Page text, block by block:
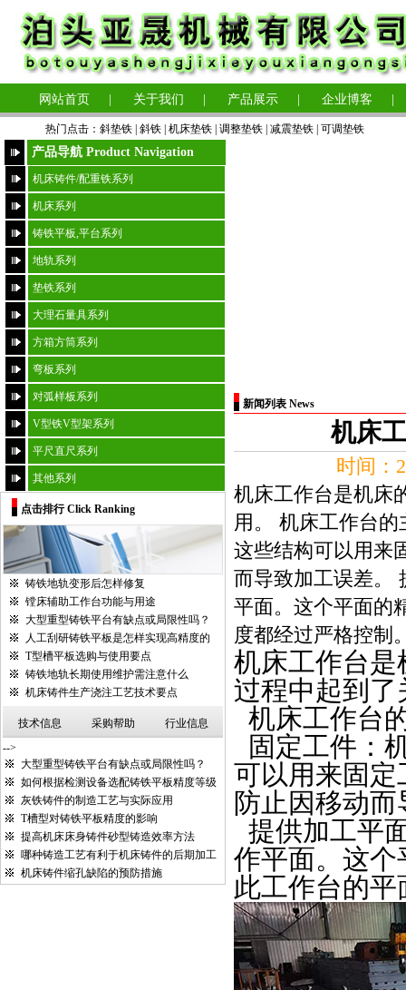
网站首页 关于我们 产品展示 企业博客
热门点击： 斜垫铁 斜铁 | 机床垫铁 调整垫铁 减震垫铁 可调垫铁
产品导航 Product Navigation
机床铸件/配重铁系列
机床系列
铸铁平板,平台系列
地轨系列
垫铁系列
大理石量具系列
方箱方筒系列
弯板系列
对弧样板系列
V型铁V型架系列
平尺直尺系列
其他系列
点击排行 Click Ranking
铸铁地轨变形后怎样修复
镗床辅助工作台功能与用途
大型重型铸铁平台有缺点或局限性吗？
人工刮研铸铁平板是怎样实现高精度的
T型槽平板选购与使用要点
铸铁地轨长期使用维护需注意什么
机床铸件生产浇注工艺技术要点
技术信息 采购帮助
行业信息
-->
大型重型铸铁平台有缺点或局限性吗？
如何根据检测设备选配铸铁平板精度等级
灰铁铸件的制造工艺与实际应用
T槽型对铸铁平板精度的影响
提高机床床身铸件砂型铸造效率方法
哪种铸造工艺有利于机床铸件的后期加工
机床铸件缩孔缺陷的预防措施
新闻列表 News
机床
时间：
机床工作台是机床
用。 机床工作台
这些结构可以用来
而导致加工误差。
平面。这个平面的
度都经过严格控制
机床工作台是
过程中起到了
机床工作台
固定工件：
可以用来固定
防止因移动
提供加工平
作平面。这个
此工作台的